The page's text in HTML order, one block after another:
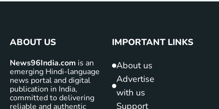
ABOUT US
News96India.com is an
emerging Hindi-language
news portal and digital
publication in India,
committed to delivering
reliable and authentic
IMPORTANT LINKS
About us
Advertise
with us
Support